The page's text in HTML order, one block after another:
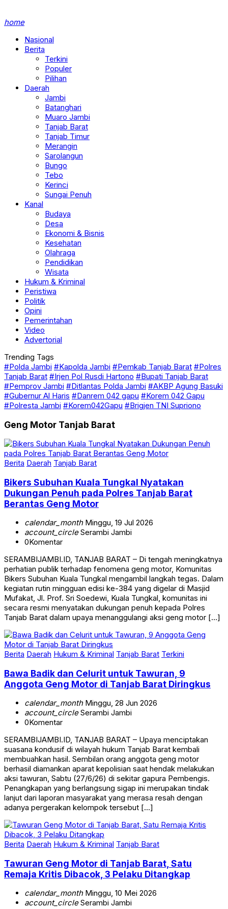
home
Nasional
Berita
Terkini
Populer
Pilihan
Daerah
Jambi
Batanghari
Muaro Jambi
Tanjab Barat
Tanjab Timur
Merangin
Sarolangun
Bungo
Tebo
Kerinci
Sungai Penuh
Kanal
Budaya
Desa
Ekonomi & Bisnis
Kesehatan
Olahraga
Pendidikan
Wisata
Hukum & Kriminal
Peristiwa
Politik
Opini
Pemerintahan
Video
Advertorial
Trending Tags
#Polda Jambi #Kapolda Jambi #Pemkab Tanjab Barat #Polres
Tanjab Barat #Irjen Pol Rusdi Hartono #Bupati Tanjab Barat
#Pemprov Jambi #Ditlantas Polda Jambi #AKBP Agung Basuki
#Gubernur Al Haris #Danrem 042 gapu #Korem 042 Gapu
#Polresta Jambi #Korem042Gapu #Brigjen TNI Supriono
Geng Motor Tanjab Barat
Berita Daerah Tanjab Barat
Bikers Subuhan Kuala Tungkal Nyatakan
Dukungan Penuh pada Polres Tanjab Barat
Berantas Geng Motor
calendar_monthMinggu, 19 Jul 2026
account_circleSerambi Jambi
0Komentar
SERAMBIJAMBI.ID, TANJAB BARAT – Di tengah meningkatnya
perhatian publik terhadap fenomena geng motor, Komunitas
Bikers Subuhan Kuala Tungkal mengambil langkah tegas. Dalam
kegiatan rutin mingguan edisi ke-384 yang digelar di Masjid
Mufakat, Jl. Prof. Sri Soedewi, Kuala Tungkal, komunitas ini
secara resmi menyatakan dukungan penuh kepada Polres
Tanjab Barat dalam upaya menanggulangi aksi geng motor […]
Berita Daerah Hukum & Kriminal Tanjab Barat Terkini
Bawa Badik dan Celurit untuk Tawuran, 9
Anggota Geng Motor di Tanjab Barat Diringkus
calendar_monthMinggu, 28 Jun 2026
account_circleSerambi Jambi
0Komentar
SERAMBIJAMBI.ID, TANJAB BARAT – Upaya menciptakan
suasana kondusif di wilayah hukum Tanjab Barat kembali
membuahkan hasil. Sembilan orang anggota geng motor
berhasil diamankan aparat kepolisian saat hendak melakukan
aksi tawuran, Sabtu (27/6/26) di sekitar gapura Pembengis.
Penangkapan yang berlangsung sigap ini merupakan tindak
lanjut dari laporan masyarakat yang merasa resah dengan
adanya pergerakan kelompok tersebut […]
Berita Daerah Hukum & Kriminal Tanjab Barat
Tawuran Geng Motor di Tanjab Barat, Satu
Remaja Kritis Dibacok, 3 Pelaku Ditangkap
calendar_monthMinggu, 10 Mei 2026
account_circleSerambi Jambi